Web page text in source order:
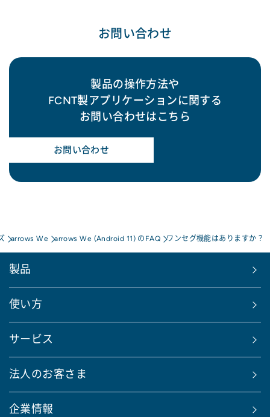
お問い合わせ
製品の操作方法や
FCNT製アプリケーションに関する
お問い合わせはこちら
お問い合わせ
arrows We arrows We (Android 11) のFAQ ワンセグ機能はありますか？
製品
使い方
サービス
法人のお客さま
企業情報